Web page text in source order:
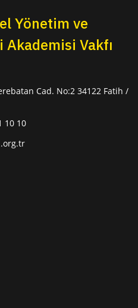
Yönetim ve
Akademisi Vakfı
Cad. No:2 34122 Fatih /
10 10